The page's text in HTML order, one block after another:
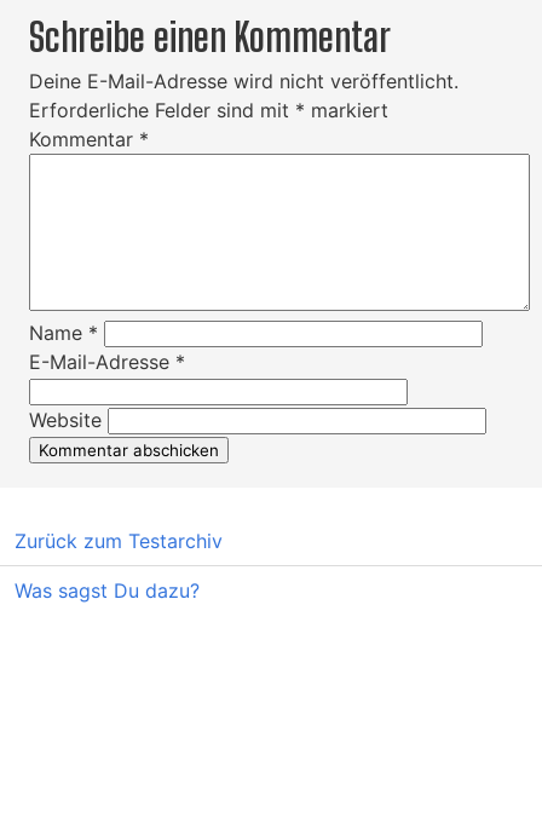
Schreibe einen Kommentar
Deine E-Mail-Adresse wird nicht veröffentlicht.
Erforderliche Felder sind mit * markiert
Kommentar *
Name *
E-Mail-Adresse *
Website
Zurück zum Testarchiv
Was sagst Du dazu?